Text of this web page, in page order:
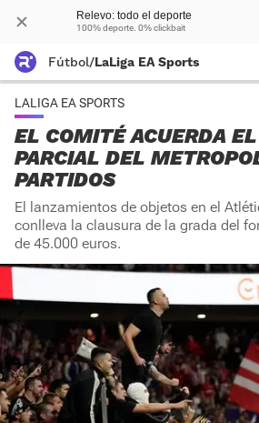
Relevo: todo el deporte
100% deporte. 0% clickbait
Fútbol/LaLiga EA Sports
LALIGA EA SPORTS
EL COMITÉ ACUERDA
PARCIAL DEL
PARTIDOS
El lanzamientos de objetos en el
conlleva la clausura de la grada del
de 45.000 euros.